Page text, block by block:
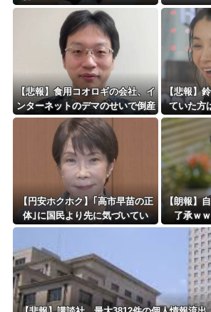
【悲報】食用コオロギの会社、イ
ンターネットのデマのせいで倒産
ｗｗｗｗｗｗｗｗｗｗｗｗ
【悲報】
ていた方
【円安ホクホク】｢高市早苗の正
体｣に国民より先に気づいてい
た…海外投資家が｢日本経済を壊
す首相｣だと確信した残念発言
【朗報】
了承ｗ